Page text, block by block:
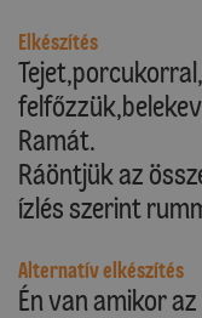
Elkészítés
Ramát.
Ráöntjük az
ízlés szerint
Alternatív elkészítés
Én van amikor